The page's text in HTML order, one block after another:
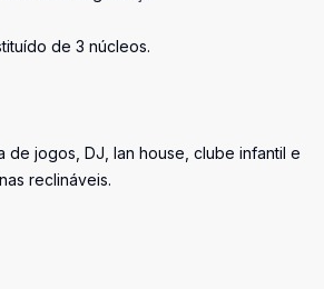
de 3 núcleos.
de jogos, DJ, lan house, clube infantil e
reclináveis.